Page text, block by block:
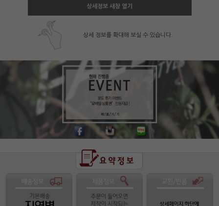
상세정보 새창 열기
상세 정보를 확대해 보실 수 있습니다.